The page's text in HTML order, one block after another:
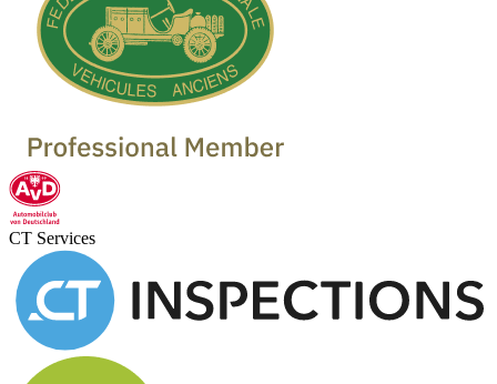
CT Services